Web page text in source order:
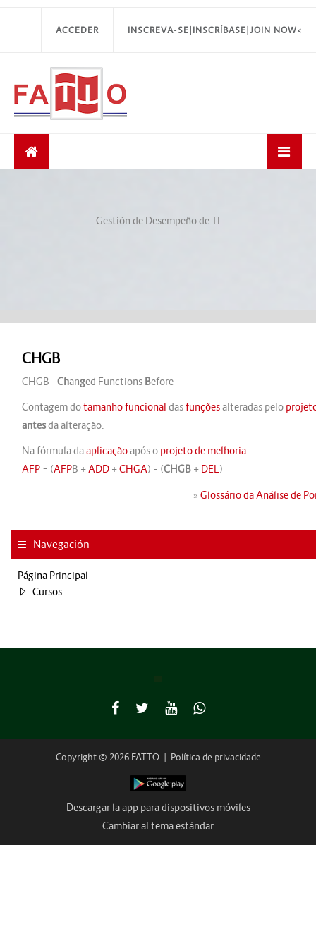
INSCREVA-SE|INSCRÍBASE|JOIN NOW<
ACCEDER
Gestión de Desempeño de TI
CHGB
CHGB - Changed Functions Before
Contagem dotamanho funcional dasfunçõesalteradas pelo
antesda alteração.
Na fórmula daaplicaçãoapós o projeto de melhoria
AFP= (AFPB +ADD+CHGA) – (CHGB + DEL)
» Glossário da Análise de
Navegación
Página Principal
Cursos
Copyright © 2026 FATTO | Política de privacidade
Descargar la app para dispositivos móviles
Cambiar al tema estándar